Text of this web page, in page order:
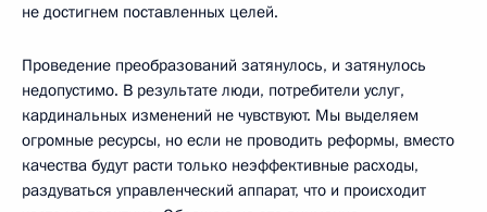
не достигнем поставленных целей.
Проведение преобразований затянулось, и затянулось
недопустимо. В результате люди, потребители услуг,
кардинальных изменений не чувствуют. Мы выделяем
огромные ресурсы, но если не проводить реформы, вместо
качества будут расти только неэффективные расходы,
раздуваться управленческий аппарат, что и происходит